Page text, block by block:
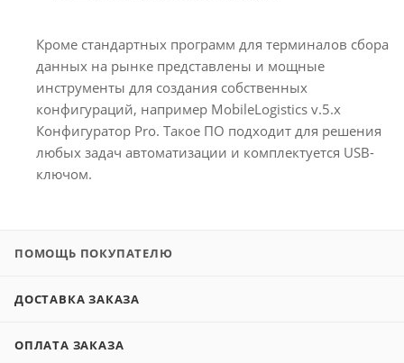
Кроме стандартных программ для терминалов сбора
данных на рынке представлены и мощные
инструменты для создания собственных
конфигураций, например MobileLogistics v.5.x
Конфигуратор Pro. Такое ПО подходит для решения
любых задач автоматизации и комплектуется USB-
ключом.
ПОМОЩЬ ПОКУПАТЕЛЮ
ДОСТАВКА ЗАКАЗА
ОПЛАТА ЗАКАЗА